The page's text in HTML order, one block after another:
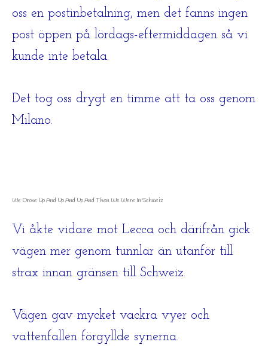
oss en postinbetalning, men det fanns ingen
post öppen på lördags-eftermiddagen så vi
kunde inte betala.
Det tog oss drygt en timme att ta oss genom
Milano.
We Drove Up And Up And Up And Then We Were In Schweiz
Vi åkte vidare mot Lecca och därifrån gick
vägen mer genom tunnlar än utanför till
strax innan gränsen till Schweiz.
Vägen gav mycket vackra vyer och
vattenfallen förgyllde synerna.